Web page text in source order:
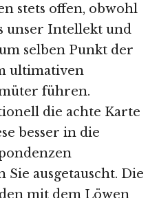
stets offen, obwohl
unser Intellekt und
selben Punkt der
ultimativen
führen.
die achte Karte
besser in die
ausgetauscht. Die
mit dem Löwen